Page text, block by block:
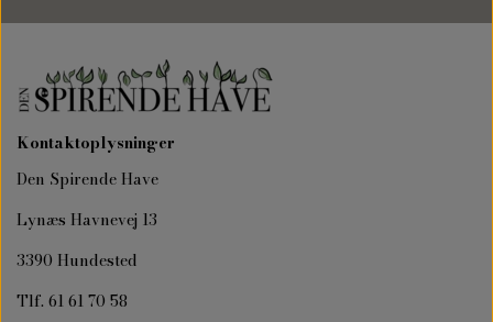
Kontaktoplysninger
Den Spirende Have
Lynæs Havnevej 13
3390 Hundested
Tlf. 61 61 70 58